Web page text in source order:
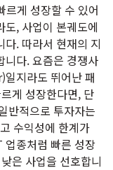
르게 성장할 수 있어
, 사업이 본궤도에
. 따라서 현재의 지
니다. 요즘은 경쟁사
지라도 뛰어난 패
게 성장한다면, 단
반적으로 투자자는
수익성에 한계가
업종처럼 빠른 성장
은 사업을 선호합니